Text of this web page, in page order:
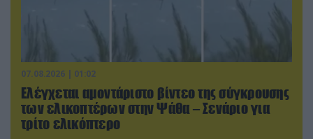
07.08.2026 | 01:02
Ελέγχεται αμοντάριστο βίντεο της σύγκρουσης
των ελικοπτέρων στην Ψάθα – Σενάριο για
τρίτο ελικόπτερο